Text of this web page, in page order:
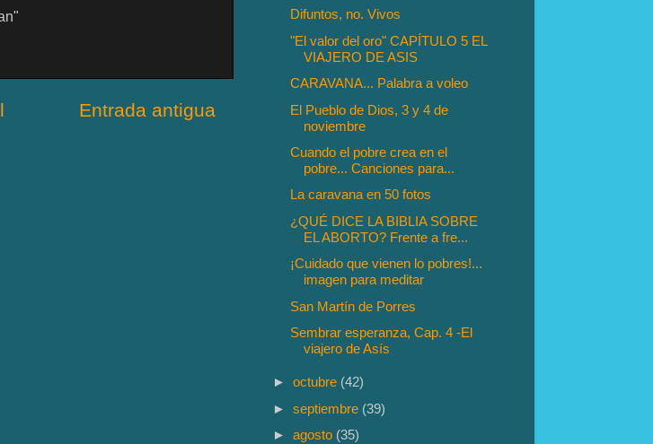
Entrada antigua
Difuntos, no. Vivos
"El valor del oro" CAPÍTULO 5 EL
VIAJERO DE ASIS
CARAVANA... Palabra a voleo
El Pueblo de Dios, 3 y 4 de
noviembre
Cuando el pobre crea en el
pobre... Canciones para...
La caravana en 50 fotos
¿QUÉ DICE LA BIBLIA SOBRE
EL ABORTO? Frente a fre...
¡Cuidado que vienen lo pobres!...
imagen para meditar
San Martín de Porres
Sembrar esperanza, Cap. 4 -El
viajero de Asís
►octubre (42)
►septiembre (39)
►agosto (35)